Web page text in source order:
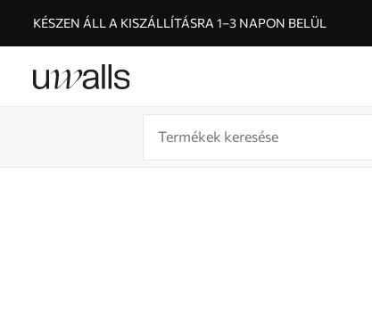
KÉSZEN ÁLL A KISZÁLLÍTÁSRA 1–3 NAPON BELÜL